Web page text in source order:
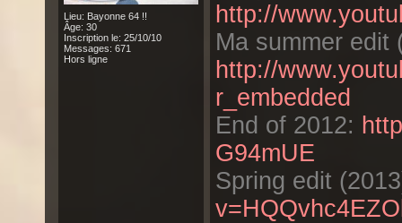
Lieu: Bayonne 64 !!
Âge: 30
Inscription le: 25/10/10
Messages: 671
Hors ligne
http://
Ma summer edit
http://
r_embedded
End of 2012:
G94mUE
Spring edit